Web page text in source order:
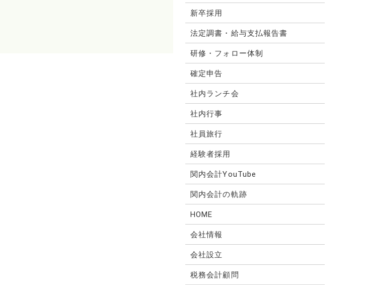
新卒採用
法定調書・給与支払報告書
研修・フォロー体制
確定申告
社内ランチ会
社内行事
社員旅行
経験者採用
関内会計YouTube
関内会計の軌跡
HOME
会社情報
会社設立
税務会計顧問